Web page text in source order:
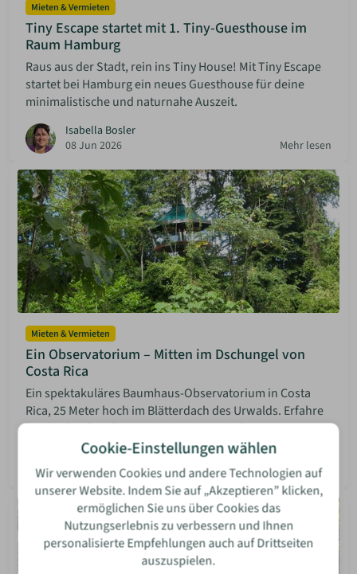
Mieten & Vermieten
Tiny Escape startet mit 1. Tiny-Guesthouse im
Raum Hamburg
Raus aus der Stadt, rein ins Tiny House! Mit Tiny Escape
startet bei Hamburg ein neues Guesthouse für deine
minimalistische und naturnahe Auszeit.
Isabella Bosler
08 Jun 2026
Mehr lesen
Mieten & Vermieten
Ein Observatorium – Mitten im Dschungel von
Costa Rica
Ein spektakuläres Baumhaus-Observatorium in Costa
Rica, 25 Meter hoch im Blätterdach des Urwalds. Erfahre
hier mehr über dieses einzigartige Projekt.
Isabella Bosler
08 Jun 2026
Mehr lesen
Cookie-Einstellungen wählen
Wir verwenden Cookies und andere Technologien auf
unserer Website. Indem Sie auf „Akzeptieren” klicken,
ermöglichen Sie uns über Cookies das
Nutzungserlebnis zu verbessern und Ihnen
personalisierte Empfehlungen auch auf Drittseiten
auszuspielen.